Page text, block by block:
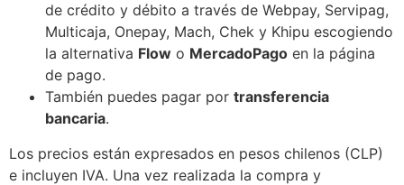
de crédito y débito a través de Webpay, Servipag,
Multicaja, Onepay, Mach, Chek y Khipu escogiendo
la alternativa Flow o MercadoPago en la página
de pago.
También puedes pagar por transferencia
bancaria.
Los precios están expresados en pesos chilenos (CLP)
e incluyen IVA. Una vez realizada la compra y